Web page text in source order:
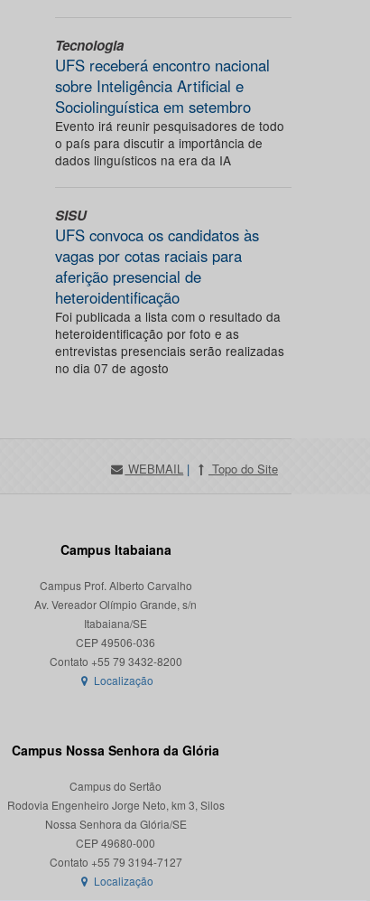
Tecnologia
UFS receberá encontro nacional
sobre Inteligência Artificial e
Sociolinguística em setembro
Evento irá reunir pesquisadores de todo
o país para discutir a importância de
dados linguísticos na era da IA
SISU
UFS convoca os candidatos às
vagas por cotas raciais para
aferição presencial de
heteroidentificação
Foi publicada a lista com o resultado da
heteroidentificação por foto e as
entrevistas presenciais serão realizadas
no dia 07 de agosto
WEBMAIL | Topo do Site
Campus Itabaiana
Campus Prof. Alberto Carvalho
Av. Vereador Olímpio Grande, s/n
Itabaiana/SE
CEP 49506-036
Localização
Campus Nossa Senhora da Glória
Campus do Sertão
Rodovia Engenheiro Jorge Neto, km 3, Silos
Nossa Senhora da Glória/SE
CEP 49680-000
Contato +55 79 3194-7127
Localização